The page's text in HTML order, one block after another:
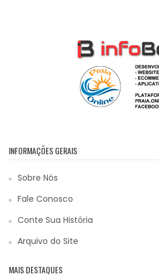
INFORMAÇÕES GERAIS
Sobre Nós
Fale Conosco
Conte Sua História
Arquivo do Site
MAIS DESTAQUES